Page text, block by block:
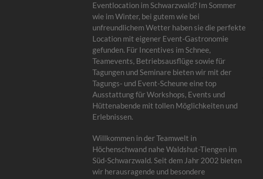
Eventlocation im Schwarzwald? Im Sommer
wie im Winter, bei gutem wie bei
unfreundlichem Wetter haben sie die perfekte
Location mit eigener Event-Gastronomie
gefunden. Für Incentives im Schnee,
Teamevents, Betriebsausflüge sowie für
Tagungen und Seminare bieten wir mit der
Tagungs- und Event-Scheune eine top
Ausstattung für Workshops, Events und
Hüttenabende mit tollen Möglichkeiten und
Erlebnissen.
Willkommen in der Teamwelt in
Höchenschwand nahe Waldshut-Tiengen im
Süd-Schwarzwald. Seit dem Jahr 2002 bieten
wir herausragende und besondere